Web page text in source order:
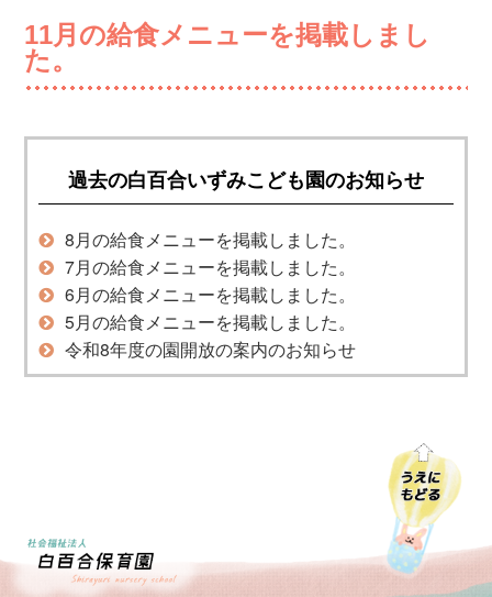
11月の給食メニューを掲載しまし
た。
過去の白百合いずみこども園のお知らせ
8月の給食メニューを掲載しました。
7月の給食メニューを掲載しました。
6月の給食メニューを掲載しました。
5月の給食メニューを掲載しました。
令和8年度の園開放の案内のお知らせ